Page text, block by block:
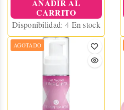
AÑADIR AL
CARRITO
Disponibilidad: 4 En stock
AGOTADO